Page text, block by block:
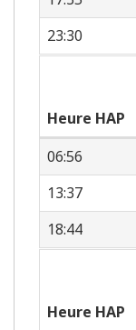
23:30
Heure HAP
06:56
13:37
18:44
Heure HAP